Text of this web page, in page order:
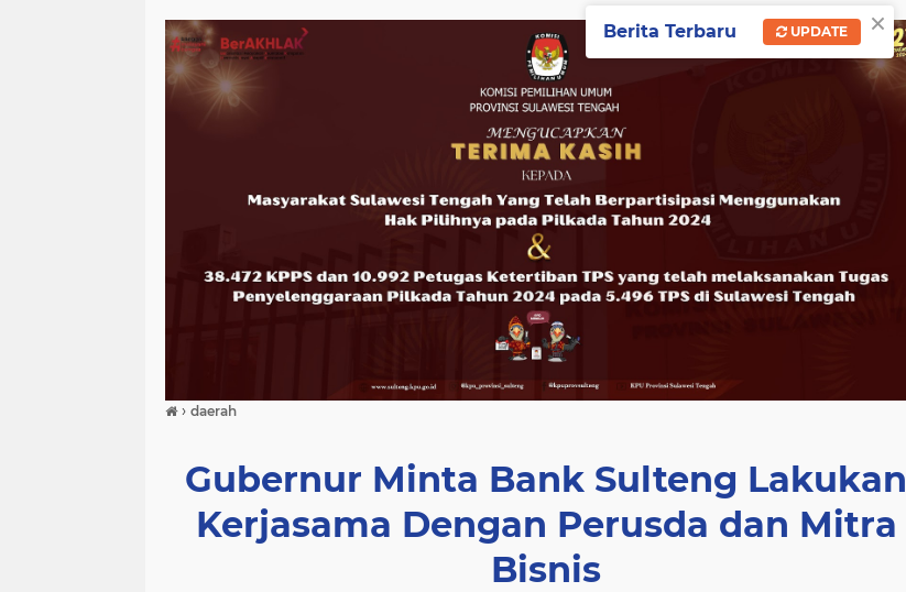
› daerah
Gubernur Minta Bank Sulteng Lakukan
Kerjasama Dengan Perusda dan Mitra
Bisnis
×
Berita Terbaru UPDATE